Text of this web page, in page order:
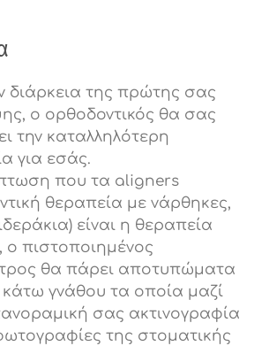
διάρκεια της πρώτης σας
ο ορθοδοντικός θα σας
την καταλληλότερη
για εσάς.
που τα aligners
θεραπεία με νάρθηκες,
είναι η θεραπεία
ο πιστοποιημένος
θα πάρει αποτυπώματα
γνάθου τα οποία μαζί
σας ακτινογραφία
της στοματικής